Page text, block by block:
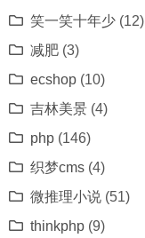
笑一笑十年少(12)
减肥(3)
ecshop(10)
吉林美景(4)
php(146)
织梦cms(4)
微推理小说(51)
thinkphp(9)